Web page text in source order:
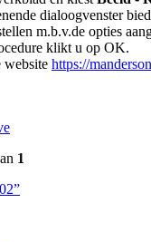
dialoogvenster
m.b.v.de opties
klikt u op OK.
website https://
1